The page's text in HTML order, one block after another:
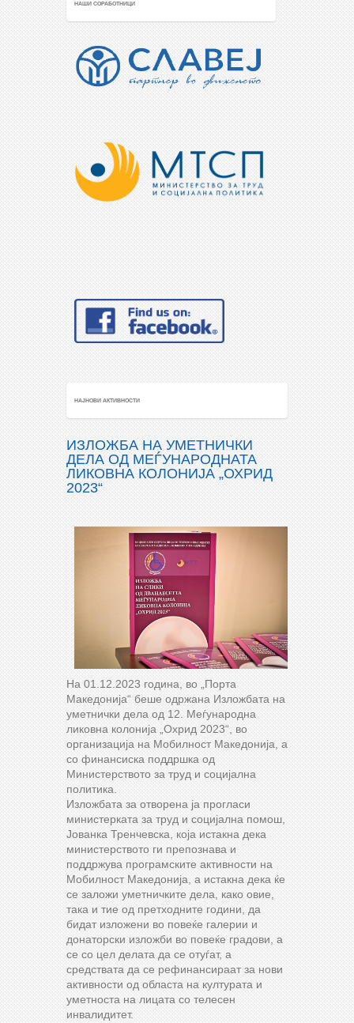
НАШИ СОРАБОТНИЦИ
НАЈНОВИ АКТИВНОСТИ
ИЗЛОЖБА НА УМЕТНИЧКИ
ДЕЛА ОД МЕЃУНАРОДНАТА
ЛИКОВНА КОЛОНИЈА „ОХРИД
2023“
На 01.12.2023 година, во „Порта
Македонија“ беше одржана Изложбата на
уметнички дела од 12. Меѓународна
ликовна колонија „Охрид 2023“, во
организација на Мобилност Македонија, а
со финансиска поддршка од
Министерството за труд и социјална
политика.
Изложбата за отворена ја прогласи
министерката за труд и социјална помош,
Јованка Тренчевска, која истакна дека
министерството ги препознава и
поддржува програмските активности на
Мобилност Македонија, а истакна дека ќе
се заложи уметничките дела, како овие,
така и тие од претходните години, да
бидат изложени во повеќе галерии и
донаторски изложби во повеќе градови, а
се со цел делата да се отуѓат, а
средствата да се рефинансираат за нови
активности од областа на културата и
уметноста на лицата со телесен
инвалидитет.